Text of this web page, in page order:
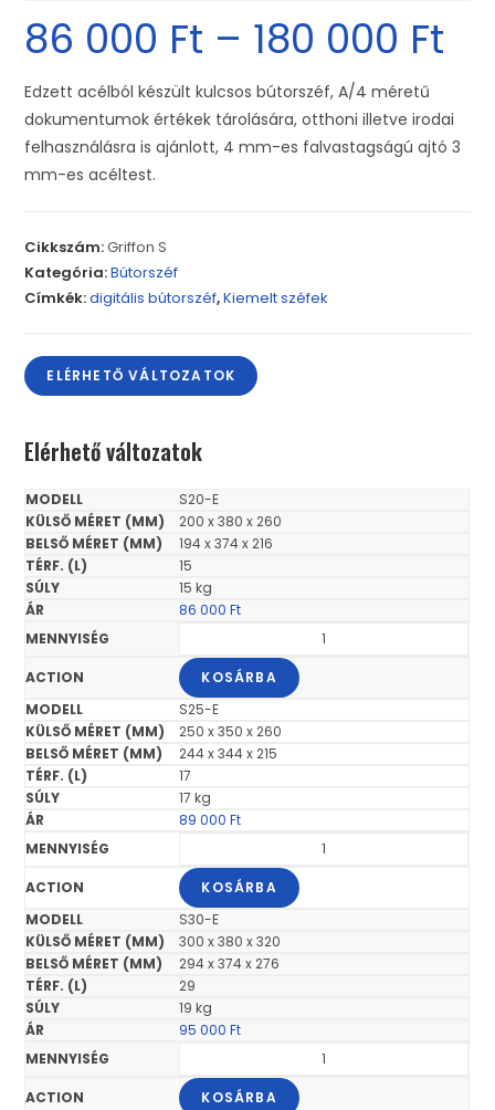
86 000 Ft – 180 000 Ft
Edzett acélból készült kulcsos bútorszéf, A/4 méretű
dokumentumok értékek tárolására, otthoni illetve irodai
felhasználásra is ajánlott, 4 mm-es falvastagságú ajtó 3
mm-es acéltest.
Cikkszám:Griffon S
Kategória:Bútorszéf
Címkék:digitális bútorszéf,Kiemelt széfek
ELÉRHETŐ VÁLTOZATOK
Elérhető változatok
S20-E
200 x 380 x 260
194 x 374 x 216
15
15 kg
86 000Ft
KOSÁRBA
S25-E
250 x 350 x 260
244 x 344 x 215
17
17 kg
89 000Ft
KOSÁRBA
S30-E
300 x 380 x 320
294 x 374 x 276
29
19 kg
95 000Ft
KOSÁRBA